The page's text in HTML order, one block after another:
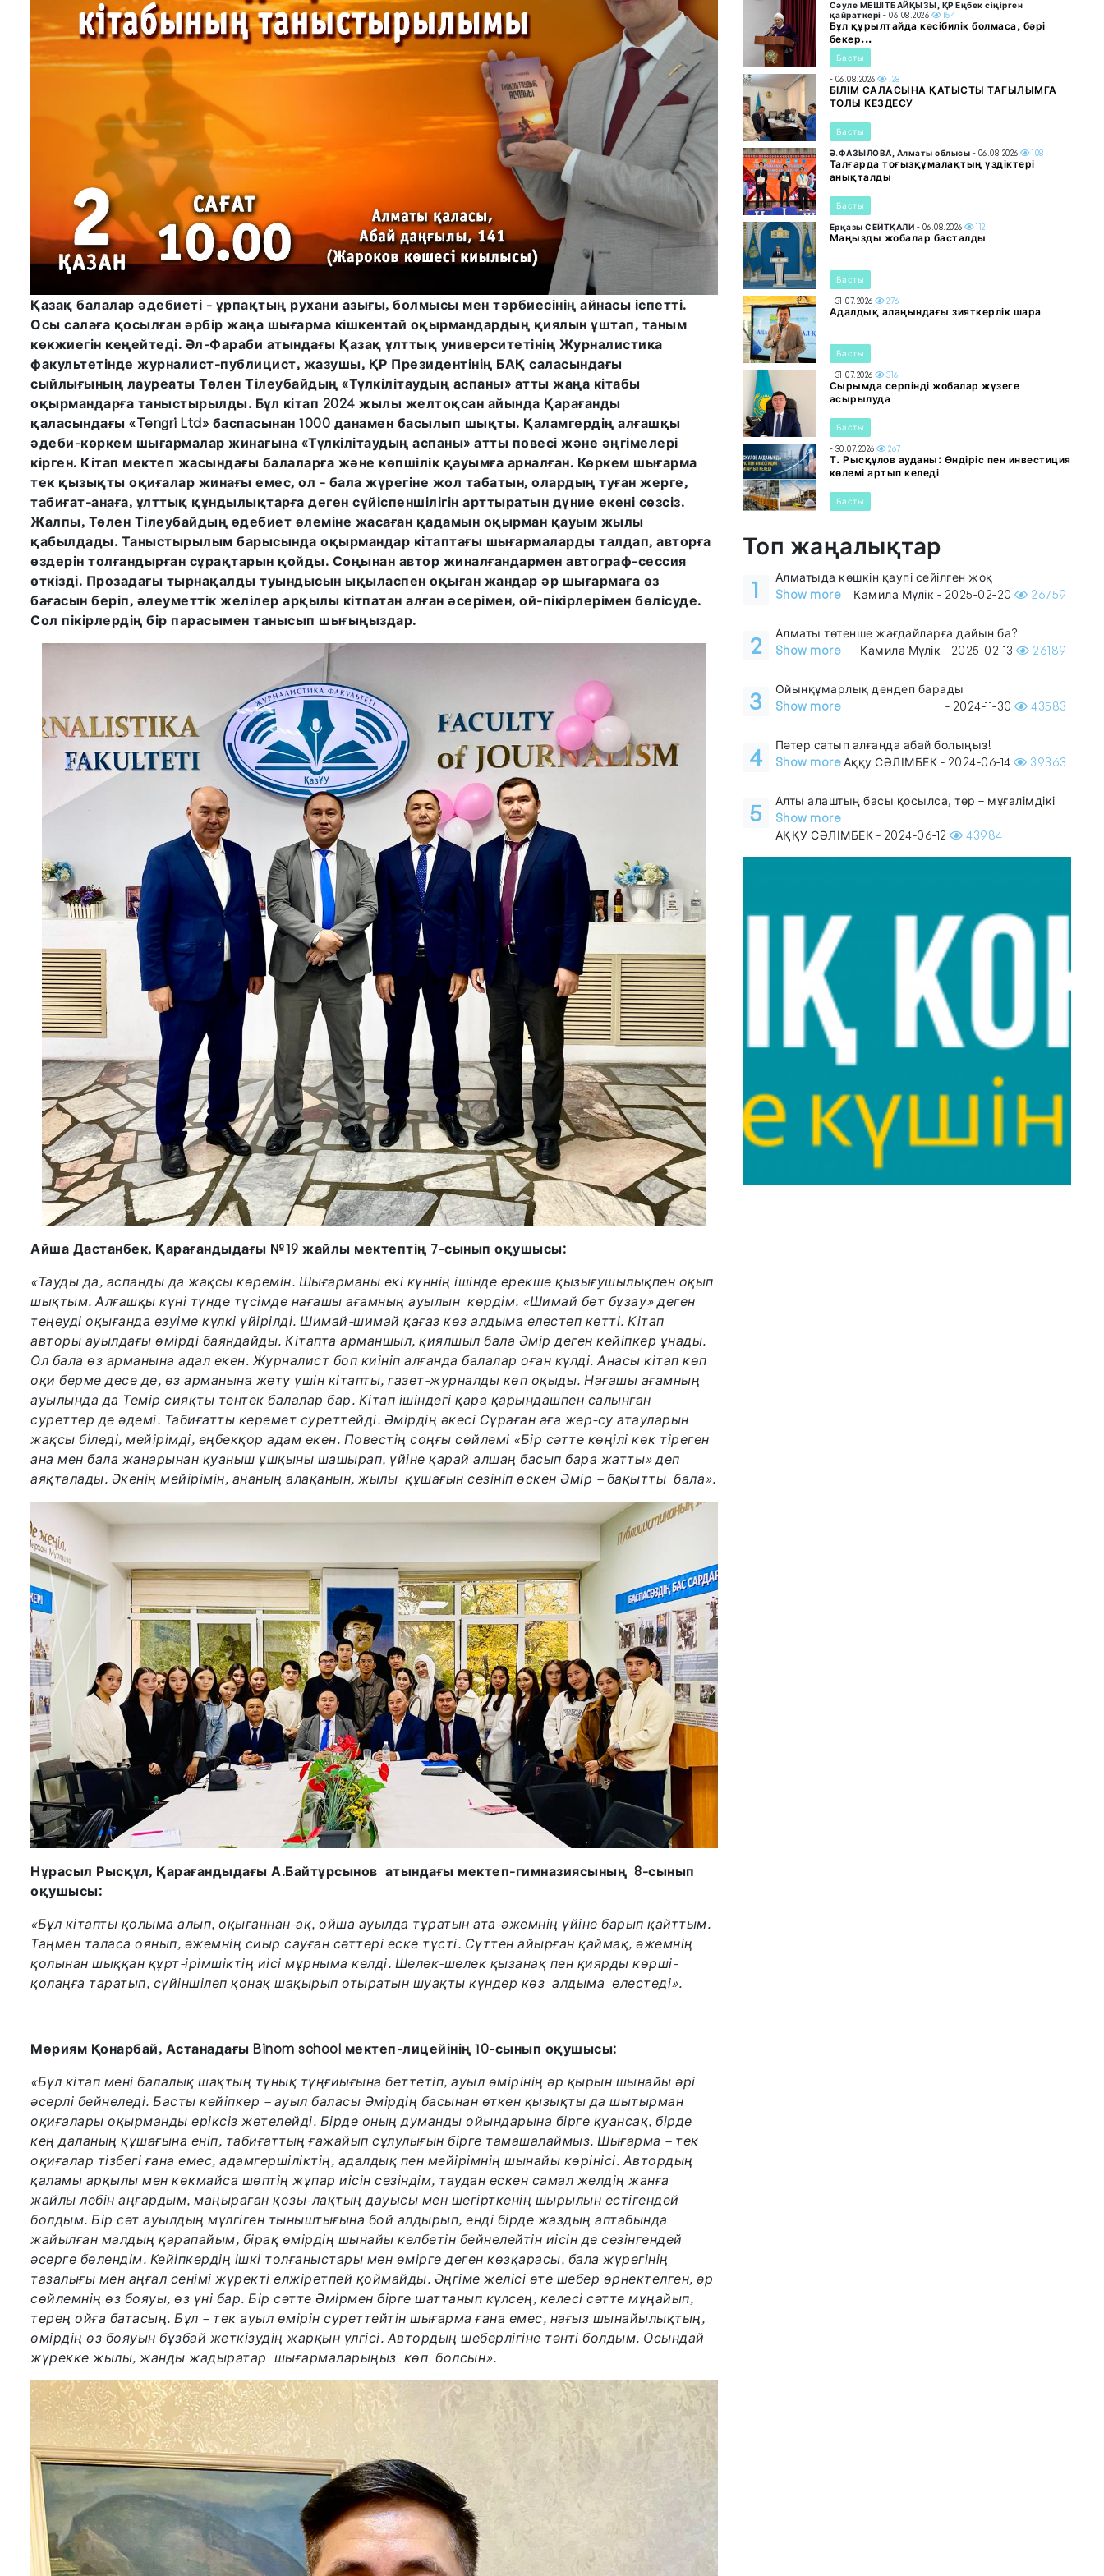
Қазақ балалар әдебиеті - ұрпақтың рухани азығы, болмысы мен тәрбиесінің айнасы іспетті.
Осы салаға қосылған әрбір жаңа шығарма кішкентай оқырмандардың қиялын ұштап, таным
көкжиегін кеңейтеді. Әл-Фараби атындағы Қазақ ұлттық университетінің Журналистика
факультетінде журналист-публицист, жазушы, ҚР Президентінің БАҚ саласындағы
сыйлығының лауреаты Төлен Тілеубайдың «Түлкілітаудың аспаны» атты жаңа кітабы
оқырмандарға таныстырылды. Бұл кітап 2024 жылы желтоқсан айында Қарағанды
қаласындағы «Tengri Ltd» баспасынан 1000 данамен басылып шықты. Қаламгердің алғашқы
әдеби-көркем шығармалар жинағына «Түлкілітаудың аспаны» атты повесі және әңгімелері
кірген. Кітап мектеп жасындағы балаларға және көпшілік қауымға арналған. Көркем шығарма
тек қызықты оқиғалар жинағы емес, ол - бала жүрегіне жол табатын, олардың туған жерге,
табиғат-анаға, ұлттық құндылықтарға деген сүйіспеншілігін арттыратын дүние екені сөзсіз.
Жалпы, Төлен Тілеубайдың әдебиет әлеміне жасаған қадамын оқырман қауым жылы
қабылдады. Таныстырылым барысында оқырмандар кітаптағы шығармаларды талдап, авторға
өздерін толғандырған сұрақтарын қойды. Соңынан автор жиналғандармен автограф-сессия
өткізді. Прозадағы тырнақалды туындысын ықыласпен оқыған жандар әр шығармаға өз
бағасын беріп, әлеуметтік желілер арқылы кітпатан алған әсерімен, ой-пікірлерімен бөлісуде.
Сол пікірлердің бір парасымен танысып шығыңыздар.
Айша Дастанбек, Қарағандыдағы №19 жайлы мектептің 7-сынып оқушысы:
«Тауды да, аспанды да жақсы көремін. Шығарманы екі күннің ішінде ерекше қызығушылықпен оқып
шықтым. Ал­ғашқы күні түнде түсімде нағашы ағамның ауылын көрдім. «Шимай бет бұзау» деген
теңеуді оқығанда езуіме күлкі үйіріл­ді. Шимай-шимай қағаз көз алдыма елестеп кетті. Кітап
авторы ауылдағы өмірді баяндайды. Кітапта арманшыл, қиялшыл бала Әмір деген кейіпкер ұнады.
Ол бала өз арманына адал екен. Журналист боп киініп алғанда балалар оған күлді. Анасы кітап көп
оқи берме десе де, өз арманына жету үшін кітапты, газет-журналды көп оқыды. Нағашы ағамның
ауылында да Темір сияқты тентек балалар бар. Кітап ішіндегі қара қарындашпен салынған
суреттер де әдемі. Табиғатты керемет суреттейді. Әмірдің әкесі Сұраған аға жер-су атауларын
жақсы біледі, мейі­рімді, еңбекқор адам екен. Повестің соңғы сөйлемі «Бір сәтте көңілі көк тіреген
ана мен бала жана­рынан қуаныш ұшқыны шашырап, үйіне қарай алшаң басып бара жатты» деп
аяқталады. Әкенің мейірімін, ананың алақанын, жылы құшағын сезініп өскен Әмір – бақытты бала».
Нұрасыл Рысқұл, Қарағандыдағы А.Бай­тұрсынов атындағы мектеп-гимназиясының 8-сынып
оқушысы:
«Бұл кітапты қолыма алып, оқығаннан-ақ, ойша ауылда тұратын ата-әжем­нің үйіне барып қайттым.
Таңмен таласа оянып, әжемнің сиыр сауған сәттері еске түсті. Сүттен айырған қаймақ, әжемнің
қолынан шыққан құрт-ірімшіктің иісі мұрныма келді. Шелек-шелек қызанақ пен қиярды көрші-
қолаңға таратып, сүйіншілеп қонақ шақырып отыратын шуақты күндер көз алдыма елестеді».
Мәриям Қонарбай, Астанадағы Binom school мектеп-лицейінің 10-сынып оқушысы:
«Бұл кітап мені балалық шақтың тұнық тұңғиығына беттетіп, ауыл өмірінің әр қырын шынайы әрі
әсерлі бейнеледі. Басты кейіпкер – ауыл баласы Әмірдің басынан өткен қызықты да шытырман
оқиғалары оқырманды еріксіз жетелейді. Бірде оның думанды ойындарына бірге қуансақ, бірде
кең даланың құшағына еніп, табиғаттың ғажа­йып сұлулығын бірге тамашалаймыз. Шығарма – тек
оқиғалар тізбегі ғана емес, адамгершіліктің, адалдық пен мейірімнің шынайы көрінісі. Автор­дың
қаламы арқылы мен көкмайса шөптің жұпар иісін сезіндім, таудан ескен самал желдің жанға
жайлы лебін аңғардым, маңыраған қозы-лақтың дауысы мен шегірткенің шырылын естігендей
болдым. Бір сәт ауылдың мүлгіген тыныштығына бой алдырып, енді бірде жаздың аптабында
жайылған малдың қарапайым, бірақ өмірдің шынайы келбетін бейнелейтін иісін де сезінгендей
әсерге бөлендім. Кейіпкердің ішкі толғаныстары мен өмірге деген көзқарасы, бала жүрегінің
тазалығы мен аңғал сенімі жүректі елжіретпей қоймайды. Әңгіме желісі өте шебер өрнектелген, әр
сөйлемнің өз бояуы, өз үні бар. Бір сәтте Әмірмен бірге шаттанып күлсең, келесі сәтте мұңайып,
терең ойға батасың. Бұл – тек ауыл өмірін суреттейтін шығарма ғана емес, нағыз шынайылықтың,
өмірдің өз боя­уын бұзбай жеткізудің жарқын үлгісі. Автордың шеберлігіне тәнті болдым. Осындай
жүрекке жылы, жанды жадыратар шығармаларыңыз көп болсын».
Сәуле МЕШІТБАЙҚЫЗЫ, ҚР Еңбек сіңірген
қайраткері - 06.08.2026 154
Бұл құрылтайда кәсібилік болмаса, бәрі
бекер...
Басты
- 06.08.2026 128
БІЛІМ САЛАСЫНА ҚАТЫСТЫ ТАҒЫЛЫМҒА
ТОЛЫ КЕЗДЕСУ
Басты
Ә.ФАЗЫЛОВА, Алматы облысы - 06.08.2026 108
Талғарда тоғызқұмалақтың үздіктері
анықталды
Басты
Ерқазы СЕЙТҚАЛИ - 06.08.2026 112
Маңызды жобалар басталды
Басты
- 31.07.2026 276
Адалдық алаңындағы зияткерлік шара
Басты
- 31.07.2026 316
Сырымда серпінді жобалар жүзеге
асырылуда
Басты
- 30.07.2026 267
Т. Рысқұлов ауданы: Өндіріс пен инвестиция
көлемі артып келеді
Басты
Топ жаңалықтар
1
Алматыда көшкін қаупі сейілген жоқ
Show more
Камила Мүлік - 2025-02-20 26759
2
Алматы төтенше жағдайларға дайын ба?
Show more
Камила Мүлік - 2025-02-13 26189
3
Ойынқұмарлық дендеп барады
Show more
- 2024-11-30 43583
4
Пәтер сатып алғанда абай болыңыз!
Show moreАққу СӘЛІМБЕК - 2024-06-14 39363
5
Алты алаштың басы қосылса, төр – мұғалімдікі
Show more
АҚҚУ СӘЛІМБЕК - 2024-06-12
43984